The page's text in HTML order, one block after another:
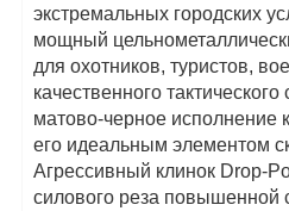
экстремальных городских
мощный
для охотников, туристов,
качественного
матово-черное исполнение
его идеальным элементом
Агрессивный клинок Drop-
силового реза повышенной